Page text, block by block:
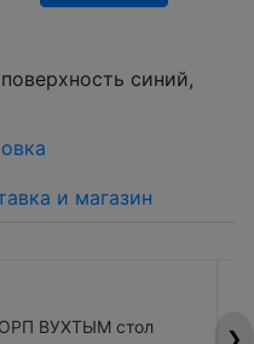
синий,
и магазин
ВУХТЫМ стол
❯